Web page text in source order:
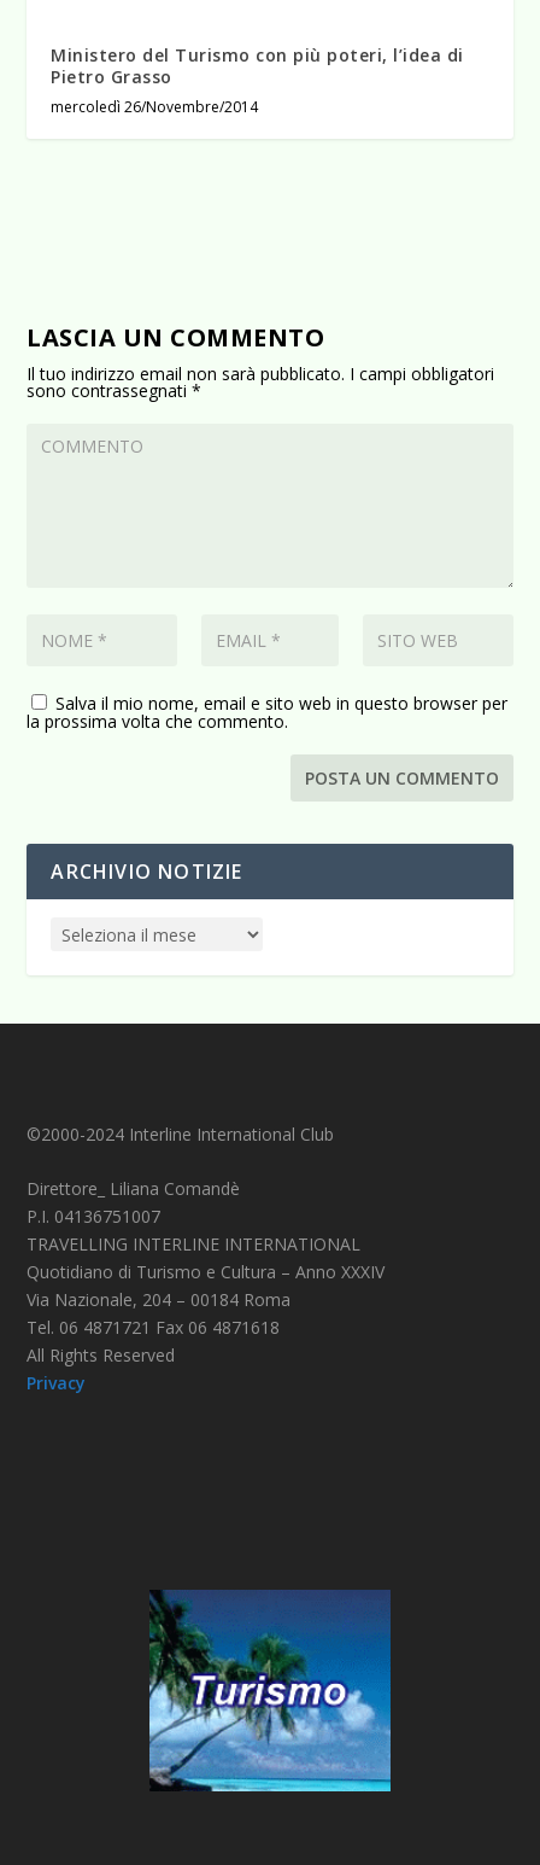
Ministero del Turismo con più poteri, l’idea di
Pietro Grasso
mercoledì 26/Novembre/2014
LASCIA UN COMMENTO
Il tuo indirizzo email non sarà pubblicato. I campi obbligatori
sono contrassegnati*
Salva il mio nome, email e sito web in questo browser per
la prossima volta che commento.
ARCHIVIO NOTIZIE
©2000-2024 Interline International Club
Direttore_ Liliana Comandè
P.I. 04136751007
TRAVELLING INTERLINE INTERNATIONAL
Quotidiano di Turismo e Cultura – Anno XXXIV
Via Nazionale, 204 – 00184 Roma
Tel. 06 4871721 Fax 06 4871618
All Rights Reserved
Privacy